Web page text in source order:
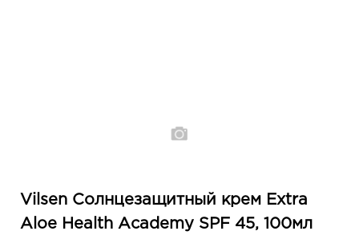
Vilsen Солнцезащитный крем Extra
Aloe Health Academy SPF 45, 100мл